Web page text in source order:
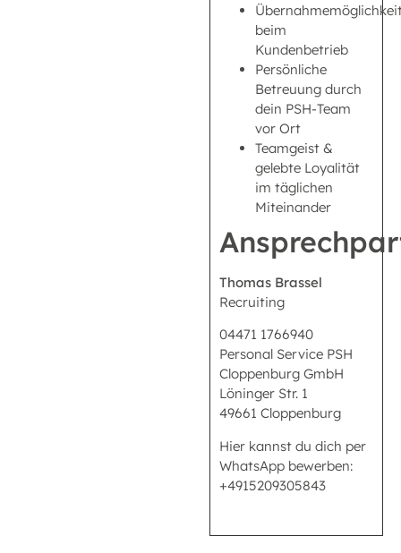
beim
Kundenbetrieb
Persönliche
Betreuung durch
dein PSH-Team
vor Ort
Teamgeist &
gelebte Loyalität
im täglichen
Miteinander
Thomas Brassel
Recruiting
04471 1766940
Personal Service PSH
Cloppenburg GmbH
Löninger Str. 1
49661 Cloppenburg
Hier kannst du dich per
WhatsApp bewerben:
+4915209305843